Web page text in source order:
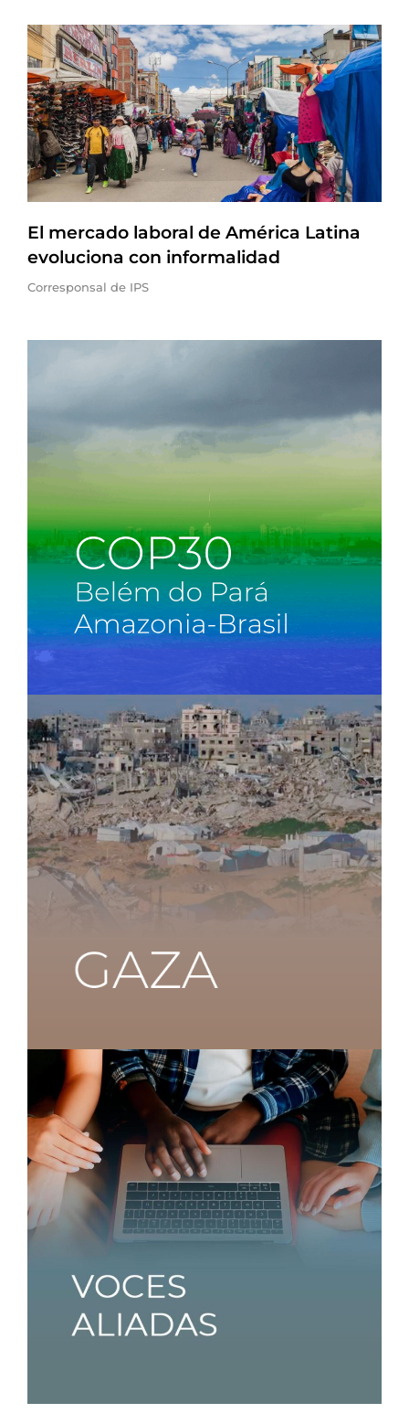
El mercado laboral de América Latina
evoluciona con informalidad
Corresponsal de IPS